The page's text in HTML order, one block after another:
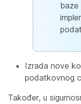
baze
Izrada nove
podatkovnog
Također, u